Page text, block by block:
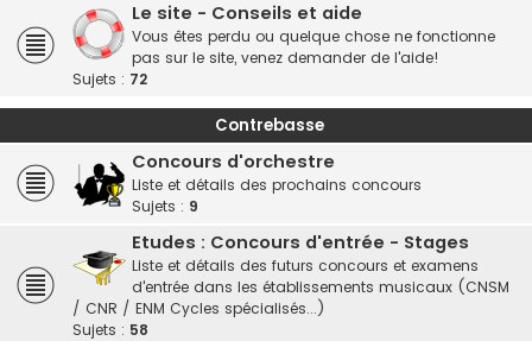
Le site - Conseils et aide
Vous êtes perdu ou quelque chose ne fonctionne
pas sur le site, venez demander de l'aide!
Sujets : 72
Contrebasse
Concours d'orchestre
Liste et détails des prochains concours
Sujets : 9
Etudes : Concours d'entrée - Stages
Liste et détails des futurs concours et examens
d'entrée dans les établissements musicaux (CNSM
/ CNR / ENM Cycles spécialisés...)
Sujets : 58